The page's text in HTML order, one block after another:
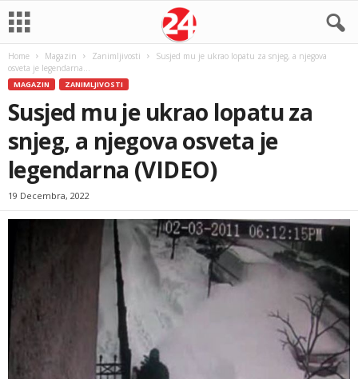
Home Magazin Zanimljivosti
Susjed mu je ukrao lopatu za snjeg, a njegova
osveta je legendarna...
MAGAZIN ZANIMLJIVOSTI
Susjed mu je ukrao lopatu za
snjeg, a njegova osveta je
legendarna (VIDEO)
19 Decembra, 2022